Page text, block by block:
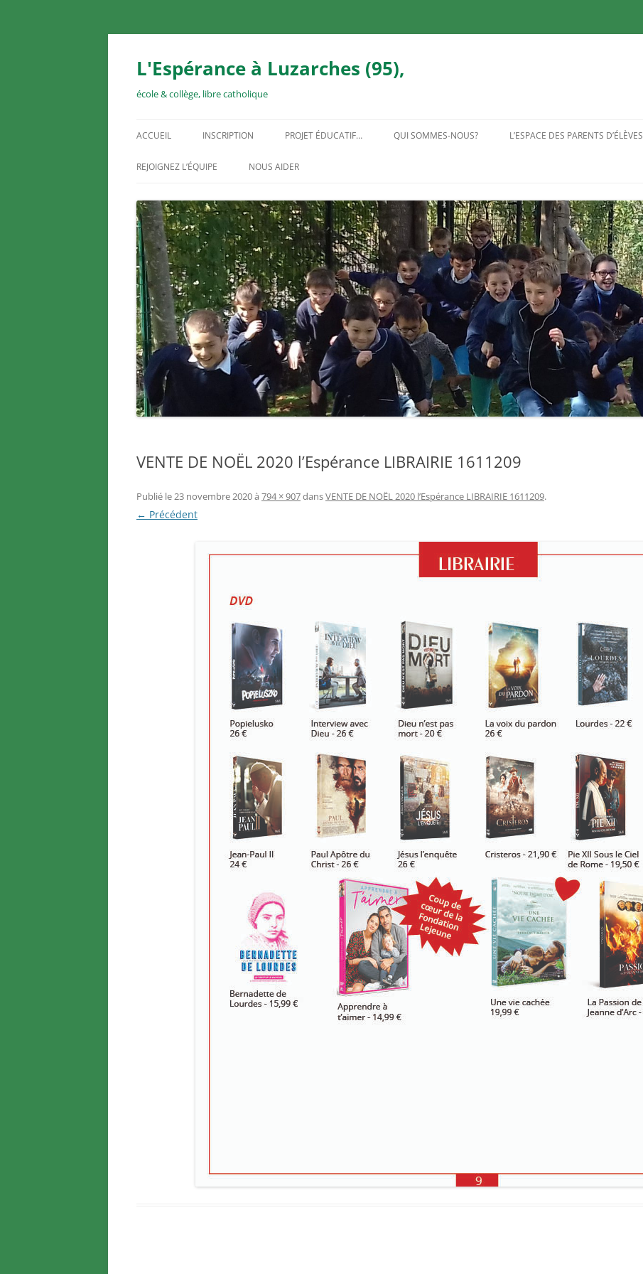
Aller
L'Espérance à Luzarches (95),
école & collège, libre catholique
ACCUEIL INSCRIPTION PROJET ÉDUCATIF… QUI SOMMES-NOUS? L’ESPACE DES PARENTS D’ÉLÈVES
REJOIGNEZ L’ÉQUIPE NOUS AIDER
VENTE DE NOËL 2020 l’Espérance LIBRAIRIE 1611209
Publié le 23 novembre 2020à 794 × 907dansVENTE DE NOËL 2020 l’Espérance LIBRAIRIE 1611209.
← Précédent